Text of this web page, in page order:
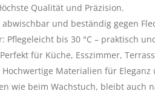
Qualität und Präzision.
und beständig gegen
Pflegeleicht bis 30 °C – praktisch
für Küche, Esszimmer,
Materialien für Eleganz
wie beim Wachstuch, bleibt auch